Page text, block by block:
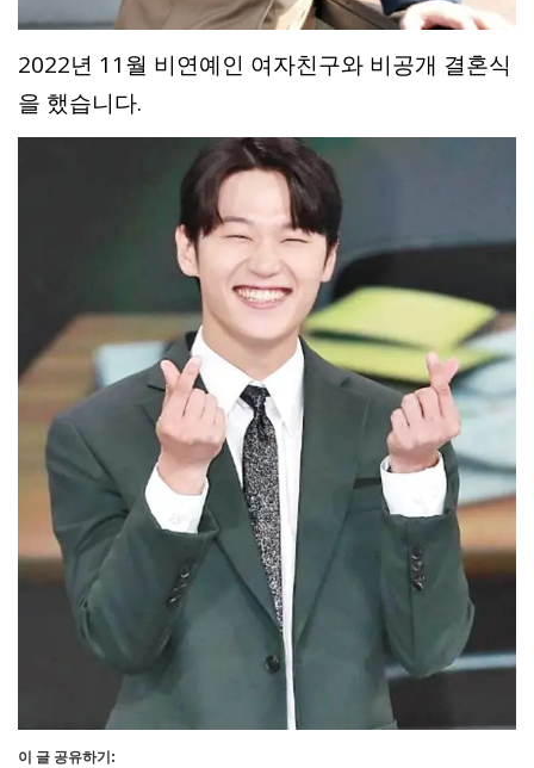
2022년 11월 비연예인 여자친구와 비공개 결혼식
을 했습니다.
이 글 공유하기: